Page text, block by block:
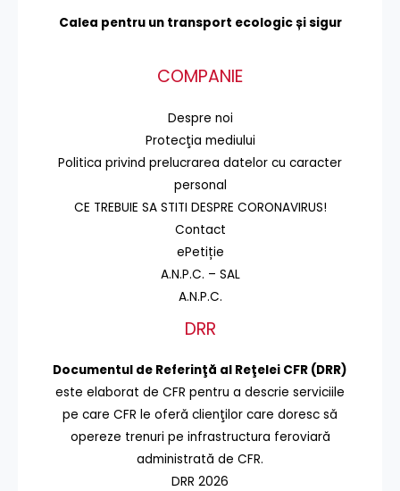
Calea pentru un transport ecologic și sigur
COMPANIE
Despre noi
Protecţia mediului
Politica privind prelucrarea datelor cu caracter
personal
CE TREBUIE SA STITI DESPRE CORONAVIRUS!
Contact
ePetiție
A.N.P.C. – SAL
A.N.P.C.
DRR
Documentul de Referinţă al Reţelei CFR (DRR)
este elaborat de CFR pentru a descrie serviciile
pe care CFR le oferă clienţilor care doresc să
opereze trenuri pe infrastructura feroviară
administrată de CFR.
DRR 2026